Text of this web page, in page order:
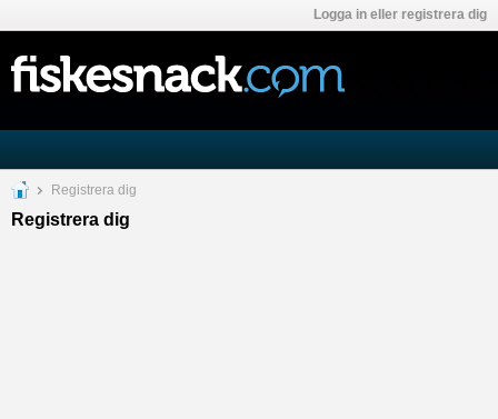
Logga in eller registrera dig
Registrera dig
Registrera dig